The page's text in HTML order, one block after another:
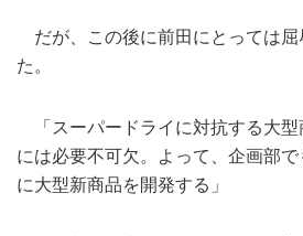
だが、この後に前田にとっては
た。
「スーパードライに対抗する大
には必要不可欠。よって、企画部
に大型新商品を開発する」